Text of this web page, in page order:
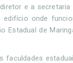
e a
edifício onde
Estadual de
faculdades